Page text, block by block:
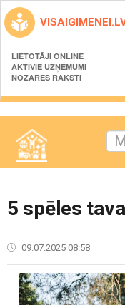
LIETOTĀJI ONLINE
AKTĪVIE UZŅĒMUMI
NOZARES RAKSTI
5 spēles
09.07.2025 08:58